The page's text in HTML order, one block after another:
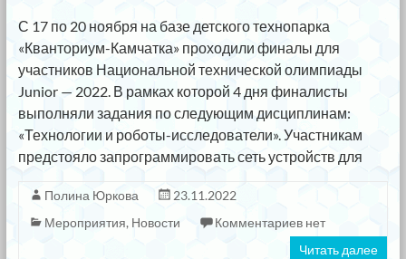
С 17 по 20 ноября на базе детского технопарка
«Кванториум-Камчатка» проходили финалы для
участников Национальной технической олимпиады
Junior — 2022. В рамках которой 4 дня финалисты
выполняли задания по следующим дисциплинам:
«Технологии и роботы-исследователи». Участникам
предстояло запрограммировать сеть устройств для
Полина Юркова
23.11.2022
Мероприятия, Новости
Комментариев нет
Читать далее